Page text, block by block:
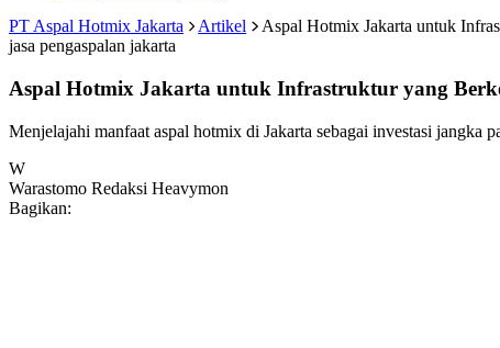
PT Aspal Hotmix Jakarta
Artikel Aspal Hotmix Jakarta untuk
jasa pengaspalan jakarta
Aspal Hotmix Jakarta untuk Infrastruktur yang
Menjelajahi manfaat aspal hotmix di Jakarta sebagai investasi jangka
W
Warastomo Redaksi Heavymon
Bagikan: